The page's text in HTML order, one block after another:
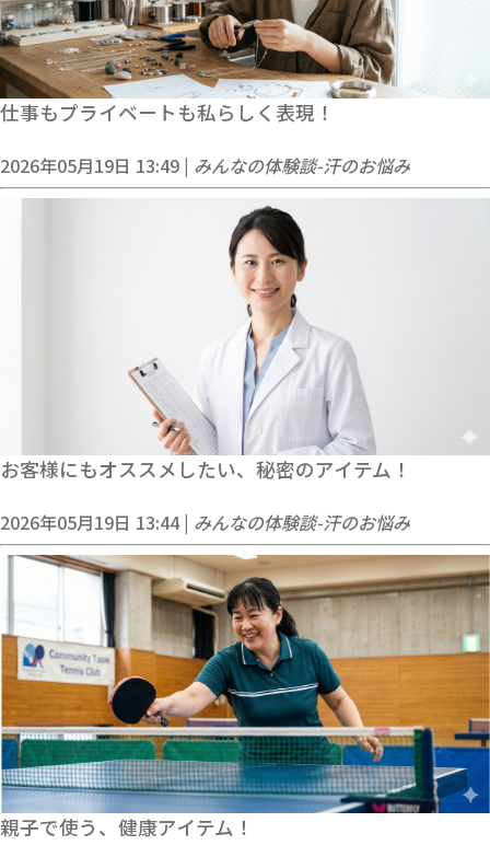
仕事もプライベートも私らしく表現！
2026年05月19日 13:49 | みんなの体験談-汗のお悩み
お客様にもオススメしたい、秘密のアイテム！
2026年05月19日 13:44 | みんなの体験談-汗のお悩み
親子で使う、健康アイテム！